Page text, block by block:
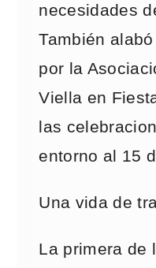
necesidades
También
por la
Viella en
las
entorno al 15
Una vida de
La primera de